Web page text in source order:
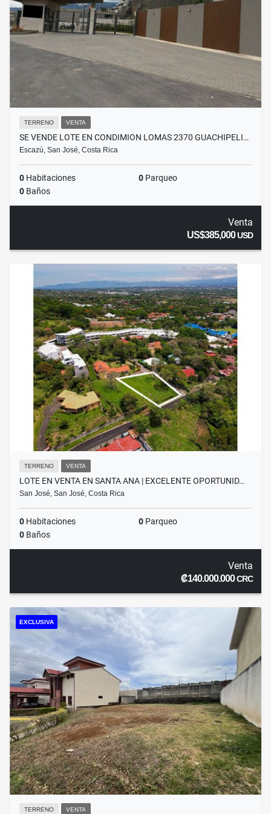
TERRENO VENTA
SE VENDE LOTE EN CONDIMION LOMAS 2370 GUACHIPELI…
Escazú, San José, Costa Rica
0 Habitaciones 0 Parqueo
0 Baños
Venta
US$385,000USD
TERRENO VENTA
LOTE EN VENTA EN SANTA ANA | EXCELENTE OPORTUNID…
San José, San José, Costa Rica
0 Habitaciones 0 Parqueo
0 Baños
Venta
₡140.000.000CRC
EXCLUSIVA
TERRENO VENTA